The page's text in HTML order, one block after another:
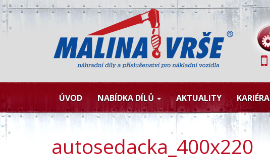
ÚVOD NABÍDKA DÍLŮ AKTUALITY KARIÉRA
autosedacka_400x220